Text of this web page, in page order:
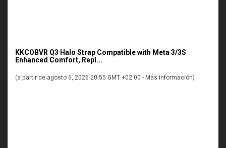
KKCOBVR Q3 Halo Strap Compatible with Meta 3/3S
Enhanced Comfort, Repl...
(a partir de agosto 6, 2026 20:55 GMT +02:00 - Más información)